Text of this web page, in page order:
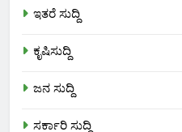
ಇತರೆ ಸುದ್ದಿ
ಕೃಷಿಸುದ್ದಿ
ಜನ ಸುದ್ದಿ
ಸರ್ಕಾರಿ ಸುದ್ದಿ